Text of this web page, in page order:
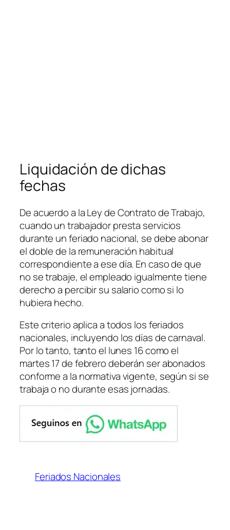
Liquidación de dichas
fechas
De acuerdo a la Ley de Contrato de Trabajo,
cuando un trabajador presta servicios
durante un feriado nacional, se debe abonar
el doble de la remuneración habitual
correspondiente a ese día. En caso de que
no se trabaje, el empleado igualmente tiene
derecho a percibir su salario como si lo
hubiera hecho.
Este criterio aplica a todos los feriados
nacionales, incluyendo los días de carnaval.
Por lo tanto, tanto el lunes 16 como el
martes 17 de febrero deberán ser abonados
conforme a la normativa vigente, según si se
trabaja o no durante esas jornadas.
Feriados Nacionales